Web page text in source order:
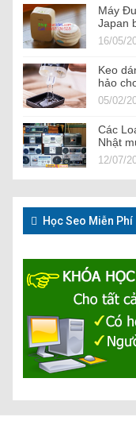
Máy
Japan
16/05/
Keo
hảo
05/02/
Các
Nhật
12/07/
Học Seo Miễn Phí